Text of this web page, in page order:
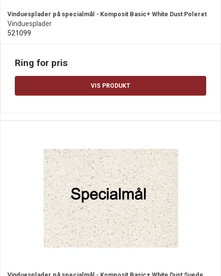
Vinduesplader på specialmål - Komposit Basic+ White Dust Poleret
Vinduesplader
521099
Ring for pris
VIS PRODUKT